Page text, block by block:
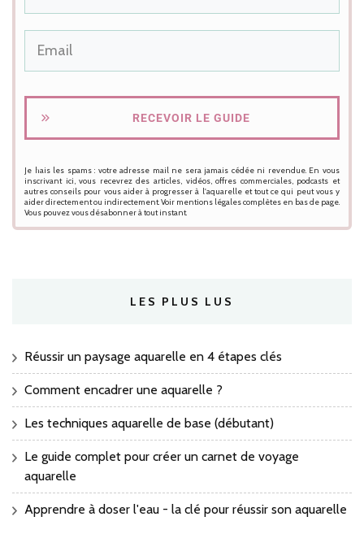
RECEVOIR LE GUIDE
Je hais les spams : votre adresse mail ne sera jamais cédée ni revendue. En vous
inscrivant ici, vous recevrez des articles, vidéos, offres commerciales, podcasts et
autres conseils pour vous aider à progresser à l'aquarelle et tout ce qui peut vous y
aider directement ou indirectement. Voir mentions légales complètes en bas de page.
Vous pouvez vous désabonner à tout instant.
LES PLUS LUS
Réussir un paysage aquarelle en 4 étapes clés
Comment encadrer une aquarelle ?
Les techniques aquarelle de base (débutant)
Le guide complet pour créer un carnet de voyage
aquarelle
Apprendre à doser l'eau - la clé pour réussir son aquarelle